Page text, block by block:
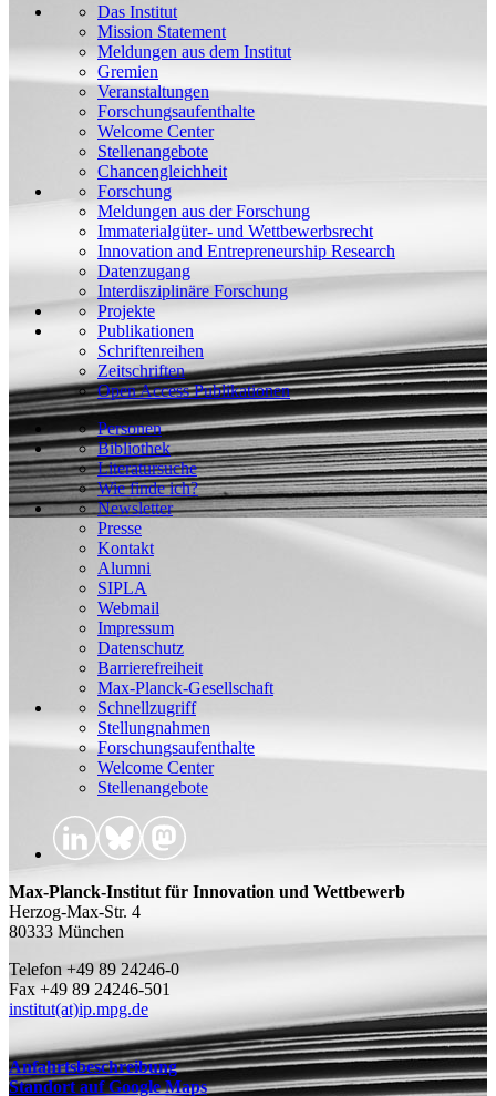
Das Institut
Mission Statement
Meldungen aus dem Institut
Gremien
Veranstaltungen
Forschungsaufenthalte
Welcome Center
Stellenangebote
Chancengleichheit
Forschung
Meldungen aus der Forschung
Immaterialgüter- und Wettbewerbsrecht
Innovation and Entrepreneurship Research
Datenzugang
Interdisziplinäre Forschung
Projekte
Publikationen
Schriftenreihen
Zeitschriften
Open Access Publikationen
Personen
Bibliothek
Literatursuche
Wie finde ich?
Newsletter
Presse
Kontakt
Alumni
SIPLA
Webmail
Impressum
Datenschutz
Barrierefreiheit
Max-Planck-Gesellschaft
Schnellzugriff
Stellungnahmen
Forschungsaufenthalte
Welcome Center
Stellenangebote
Max-Planck-Institut für Innovation und Wettbewerb
Herzog-Max-Str. 4
80333 München
Telefon +49 89 24246-0
Fax +49 89 24246-501
institut(at)ip.mpg.de
Anfahrtsbeschreibung
Standort auf Google Maps